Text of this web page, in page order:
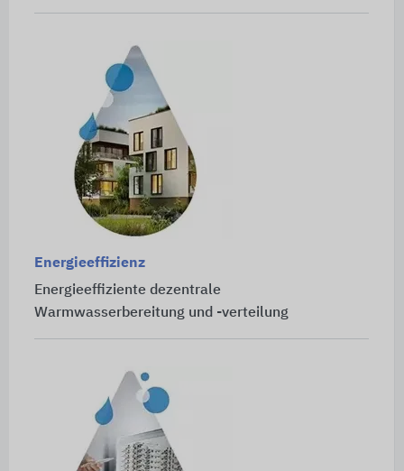
Energieeffizienz
Energieeffiziente dezentrale
Warmwasserbereitung und -verteilung